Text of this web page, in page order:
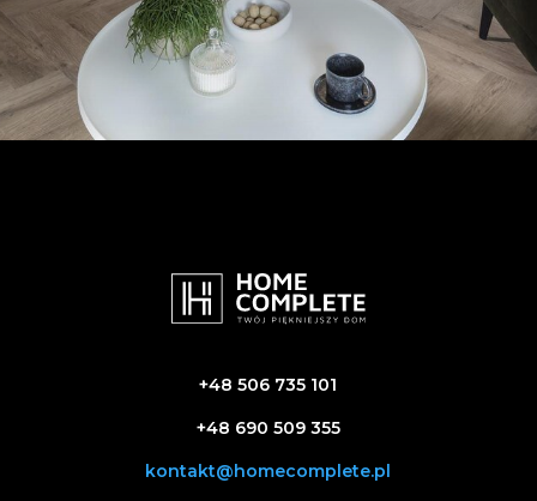
+48 506 735 101
+48 690 509 355
kontakt@homecomplete.pl